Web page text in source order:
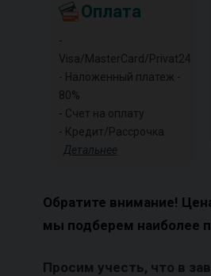
Оплата
-
Visa/MasterCard/Privat24
- Наложенный платеж -
80%
- Счет на оплату
- Кредит/Рассрочка
Детальнее
Обратите внимание!
мы подберем наиболее
Просим учесть, что в